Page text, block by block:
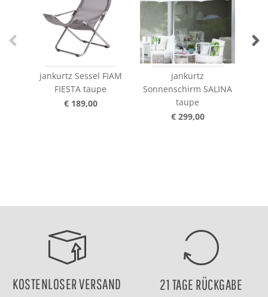
jankurtz Sessel FIAM
FIESTA taupe
€ 189,00
jankurtz
Sonnenschirm SALINA
taupe
€ 299,00
KOSTENLOSER VERSAND 21 TAGE RÜCKGABE